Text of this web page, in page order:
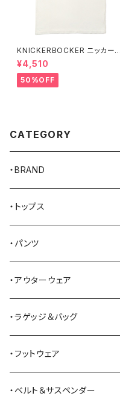
KNICKERBOCKER ニッカーボ
ッカー MILK ハンプトン Tシャ
ツ
¥4,510
50%OFF
CATEGORY
・BRAND
AKER
Alden
ALFONSO'S OF
All American Khakis
American Optical
ANDERSON BEAN BOOT
・トップス
Tシャツ
シャツ
ベスト
セーター
スウェットシャツ
・パンツ
ジーンズ
ワークパンツ
オーバーオール
ミリタリーパンツ
・アウターウェア
コート
ジャケット
ベスト
・ラゲッジ＆バッグ
トートバッグ
ショルダーバッグ
・フットウェア
ブーツ
・ベルト＆サスペンダー